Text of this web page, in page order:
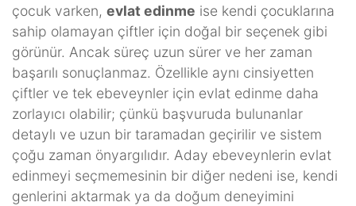
çocuk varken, evlat edinme ise kendi çocuklarına
sahip olamayan çiftler için doğal bir seçenek gibi
görünür. Ancak süreç uzun sürer ve her zaman
başarılı sonuçlanmaz. Özellikle aynı cinsiyetten
çiftler ve tek ebeveynler için evlat edinme daha
zorlayıcı olabilir; çünkü başvuruda bulunanlar
detaylı ve uzun bir taramadan geçirilir ve sistem
çoğu zaman önyargılıdır. Aday ebeveynlerin evlat
edinmeyi seçmemesinin bir diğer nedeni ise, kendi
genlerini aktarmak ya da doğum deneyimini